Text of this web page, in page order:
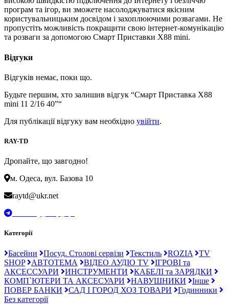
програм та ігор, ви зможете насолоджуватися якісним
користувальницьким досвідом і захоплюючими розвагами. Не
пропустіть можливість покращити свою інтернет-комунікацію
та розваги за допомогою Смарт Приставки X88 mini.
Відгуки
Відгуків немає, поки що.
Будьте першим, хто залишив відгук “Смарт Приставка X88
mini 11 2/16 40”“
Для публікації відгуку вам необхідно увійти.
RAY-TD
Дропайте, що завгодно!
м. Одеса, вул. Базова 10
raytd@ukr.net
Категорії
Басейни Посуд. Столові сервізи Текстиль ROZIA
TV
SHOP
АВТОТЕМА ВІДЕО АУДІО TV
ІГРОВІ та
АКСЕССУАРИ
ИНСТРУМЕНТИ
КАБЕЛІ та ЗАРЯДКИ
КОМП`ЮТЕРИ ТА АКСЕСУАРИ
НАВУШНИКИ
Інше
ПОВЕР БАНКИ
САД І ГОРОД ХОЗ ТОВАРИ
Годинники
Без категорії